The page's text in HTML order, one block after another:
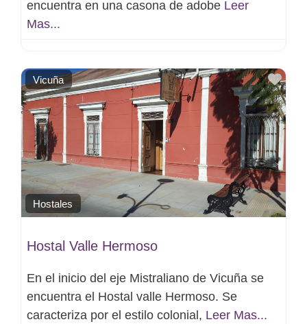
encuentra en una casona de adobe Leer
Mas...
Vicuña
Hostales
Hostal Valle Hermoso
En el inicio del eje Mistraliano de Vicuña se
encuentra el Hostal valle Hermoso. Se
caracteriza por el estilo colonial, Leer Mas...